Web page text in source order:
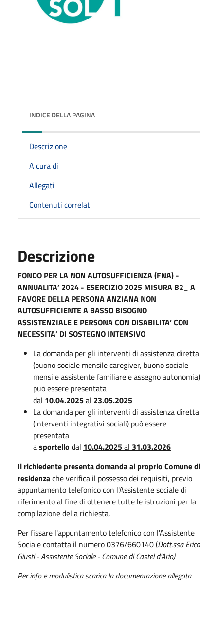
INDICE DELLA PAGINA
Descrizione
A cura di
Allegati
Contenuti correlati
Descrizione
FONDO PER LA NON AUTOSUFFICIENZA (FNA) -
ANNUALITA’ 2024 - ESERCIZIO 2025 MISURA B2_ A
FAVORE DELLA PERSONA ANZIANA NON
AUTOSUFFICIENTE A BASSO BISOGNO
ASSISTENZIALE E PERSONA CON DISABILITA’ CON
NECESSITA’ DI SOSTEGNO INTENSIVO
La domanda per gli interventi di assistenza diretta
(buono sociale mensile caregiver, buono sociale
mensile assistente familiare e assegno autonomia)
può essere presentata
dal 10.04.2025al 23.05.2025
La domanda per gli interventi di assistenza diretta
(interventi integrativi sociali) può essere
presentata
asportello dal 10.04.2025al 31.03.2026
Il richiedente presenta domanda al proprio Comune di
residenzache verifica il possesso dei requisiti, previo
appuntamento telefonico con l'Assistente sociale di
riferimento al fine di ottenere tutte le istruzioni per la
compilazione della richiesta.
Per fissare l'appuntamento telefonico con l'Assistente
Sociale contatta il numero 0376/660140 (Dott.ssa Erica
Giusti - Assistente Sociale - Comune di Castel d'Ario)
Per info e modulistica scarica la documentazione allegata.